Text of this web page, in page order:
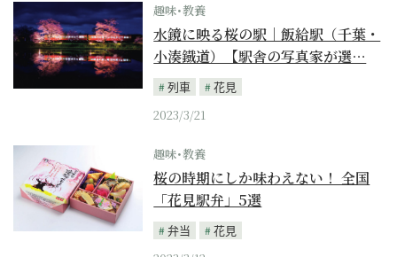
趣味･教養
水鏡に映る桜の駅｜飯給駅（千葉・
小湊鐡道）【駅舎の写真家が選…
列車
花見
2023/3/21
趣味･教養
桜の時期にしか味わえない！ 全国
「花見駅弁」5選
弁当
花見